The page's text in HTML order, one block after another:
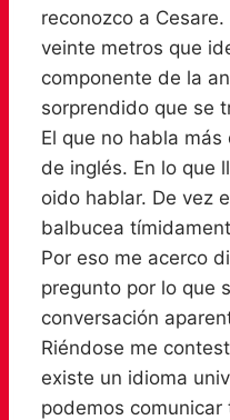
reconozco a
veinte metros que
componente de la
sorprendido que se
El que no habla
de inglés. En lo que
oido hablar. De vez
balbucea
Por eso me acerco
pregunto por lo que
conversación
Riéndose me
existe un idioma
podemos